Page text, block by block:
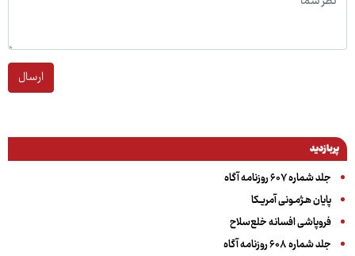
ارسال
پربازدید
جلد شماره ۶۰۷ روزنامه آگاه
پایان هـژمـونی آمریـکا
فروپاشی افسانه خلع‌سلاح
جلد شماره ۶۰۸ روزنامه آگاه